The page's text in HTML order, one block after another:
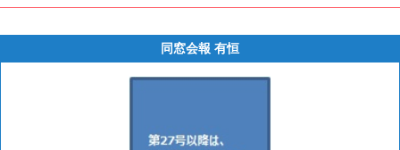
同窓会報 有恒